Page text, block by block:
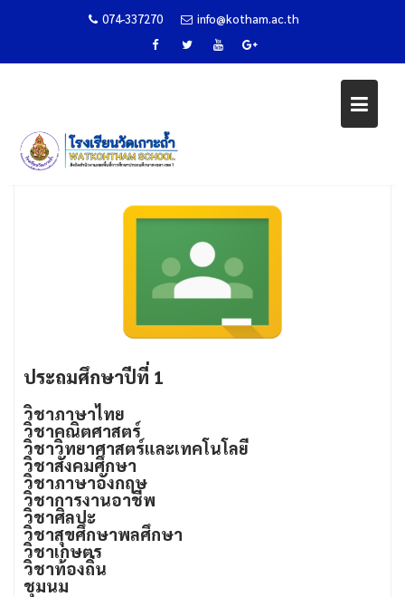
074-337270 info@kotham.ac.th
Home หน้าหลัก ห้องเรียนออนไลน์ช่วงชั้นที่ 1
ประถมศึกษาปีที่ 1
วิชาภาษาไทย
วิชาคณิตศาสตร์
วิชาวิทยาศาสตร์และเทคโนโลยี
วิชาสังคมศึกษา
วิชาภาษาอังกฤษ
วิชาการงานอาชีพ
วิชาศิลปะ
วิชาสุขศึกษาพลศึกษา
วิชาเกษตร
วิชาท้องถิ่น
ชุมนม